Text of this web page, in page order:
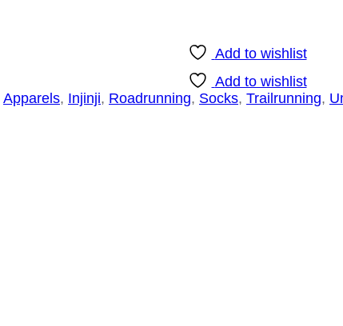
Add to wishlist
Add to wishlist
Apparels, Injinji, Roadrunning, Socks, Trailrunning,